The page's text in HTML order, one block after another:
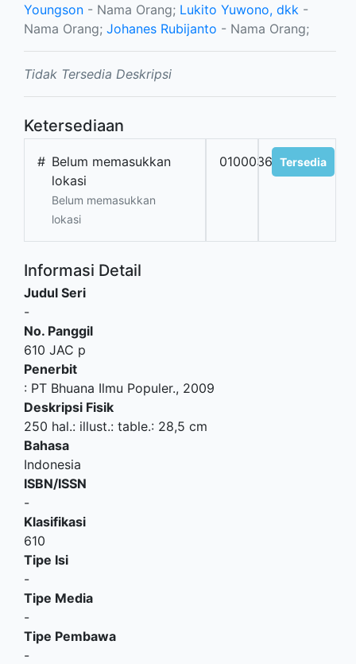
Youngson - Nama Orang; Lukito Yuwono, dkk -
Nama Orang; Johanes Rubijanto - Nama Orang;
Tidak Tersedia Deskripsi
Ketersediaan
# Belum memasukkan
lokasi
Belum memasukkan
lokasi
010003690Tersedia
Informasi Detail
Judul Seri
-
No. Panggil
610 JAC p
Penerbit
: PT Bhuana Ilmu Populer., 2009
Deskripsi Fisik
250 hal.: illust.: table.: 28,5 cm
Bahasa
Indonesia
ISBN/ISSN
-
Klasifikasi
610
Tipe Isi
-
Tipe Media
-
Tipe Pembawa
-